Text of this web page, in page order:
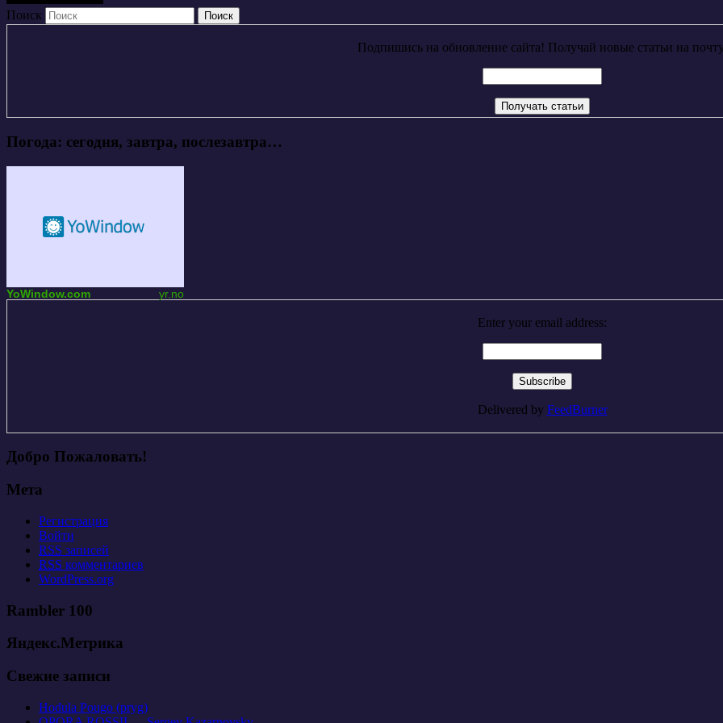
Поиск
Подпишись на обновление сайта! Получай новые статьи на
Погода: сегодня, завтра, послезавтра…
YoWindow.com yr.no
Enter your email address:
Delivered by FeedBurner
Добро Пожаловать!
Мета
Регистрация
Войти
RSS записей
RSS комментариев
WordPress.org
Rambler 100
Яндекс.Метрика
Свежие записи
Hodula Pougo (pryg)